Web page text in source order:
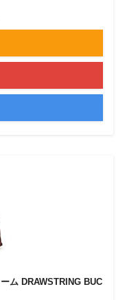
ム DRAWSTRING BUC